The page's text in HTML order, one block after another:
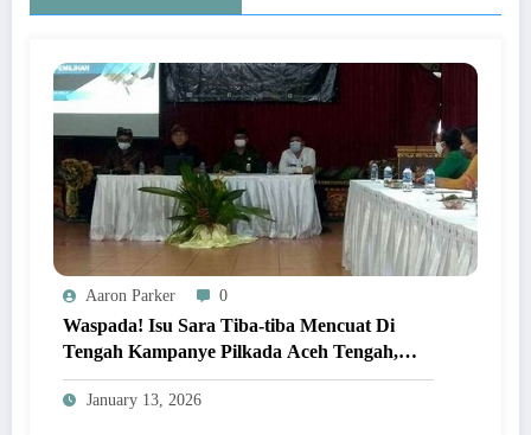
Aaron Parker 0
Waspada! Isu Sara Tiba-tiba Mencuat Di
Tengah Kampanye Pilkada Aceh Tengah,
Ada Dalangnya?
January 13, 2026